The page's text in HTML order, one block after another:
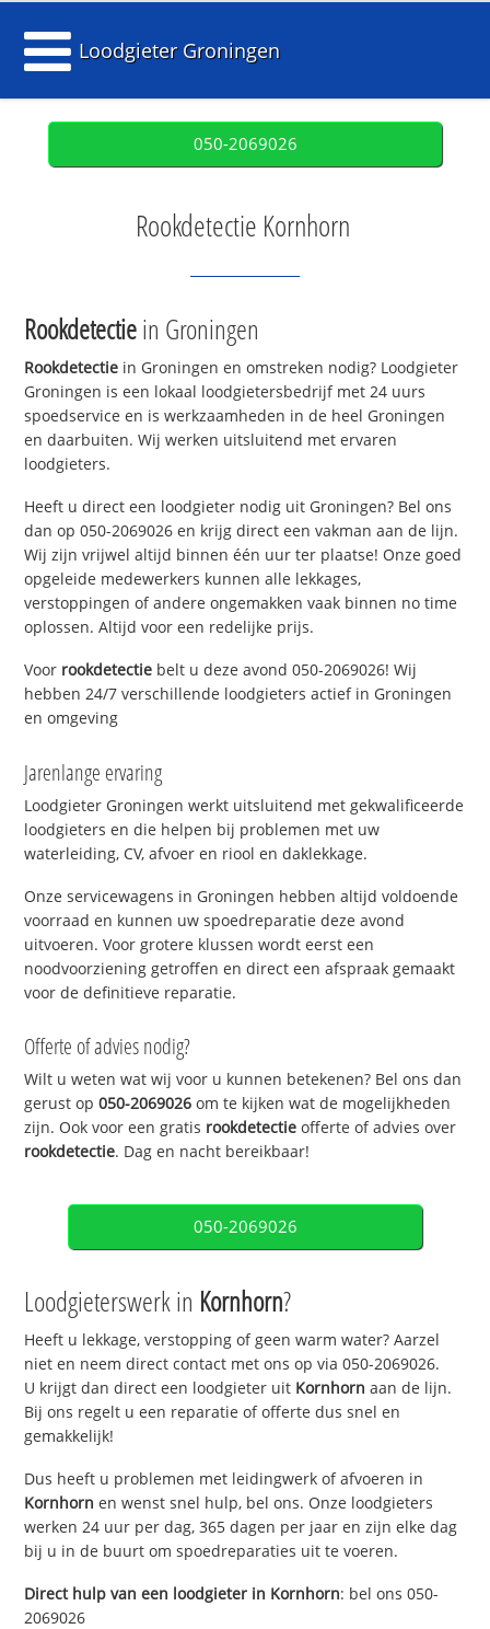
Loodgieter Groningen
050-2069026
Rookdetectie Kornhorn
Rookdetectiein Groningen
Rookdetectie in Groningen en omstreken nodig? Loodgieter
Groningen is een lokaal loodgietersbedrijf met 24 uurs
spoedservice en is werkzaamheden in de heel Groningen
en daarbuiten. Wij werken uitsluitend met ervaren
loodgieters.
Heeft u direct een loodgieter nodig uit Groningen? Bel ons
dan op 050-2069026 en krijg direct een vakman aan de lijn.
Wij zijn vrijwel altijd binnen één uur ter plaatse! Onze goed
opgeleide medewerkers kunnen alle lekkages,
verstoppingen of andere ongemakken vaak binnen no time
oplossen. Altijd voor een redelijke prijs.
Voor rookdetectie belt u deze avond 050-2069026! Wij
hebben 24/7 verschillende loodgieters actief in Groningen
en omgeving
Jarenlange ervaring
Loodgieter Groningen werkt uitsluitend met gekwalificeerde
loodgieters en die helpen bij problemen met uw
waterleiding, CV, afvoer en riool en daklekkage.
Onze servicewagens in Groningen hebben altijd voldoende
voorraad en kunnen uw spoedreparatie deze avond
uitvoeren. Voor grotere klussen wordt eerst een
noodvoorziening getroffen en direct een afspraak gemaakt
voor de definitieve reparatie.
Offerte of advies nodig?
Wilt u weten wat wij voor u kunnen betekenen? Bel ons dan
gerust op050-2069026 om te kijken wat de mogelijkheden
zijn. Ook voor een gratis rookdetectie offerte of advies over
rookdetectie. Dag en nacht bereikbaar!
050-2069026
Loodgieterswerk in Kornhorn?
Heeft u lekkage, verstopping of geen warm water? Aarzel
niet en neem direct contact met ons op via 050-2069026.
U krijgt dan direct een loodgieter uit Kornhorn aan de lijn.
Bij ons regelt u een reparatie of offerte dus snel en
gemakkelijk!
Dus heeft u problemen met leidingwerk of afvoeren in
Kornhorn en wenst snel hulp, bel ons. Onze loodgieters
werken 24 uur per dag, 365 dagen per jaar en zijn elke dag
bij u in de buurt om spoedreparaties uit te voeren.
Direct hulp van een loodgieter in Kornhorn: bel ons 050-
2069026